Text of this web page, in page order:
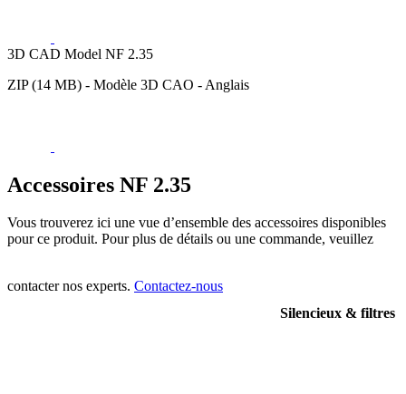
3D CAD Model NF 2.35
ZIP (14 MB) - Modèle 3D CAO - Anglais
Accessoires NF 2.35
Vous trouverez ici une vue d’ensemble des accessoires disponibles
pour ce produit. Pour plus de détails ou une commande, veuillez
contacter nos experts. Contactez-nous
Silencieux & filtres